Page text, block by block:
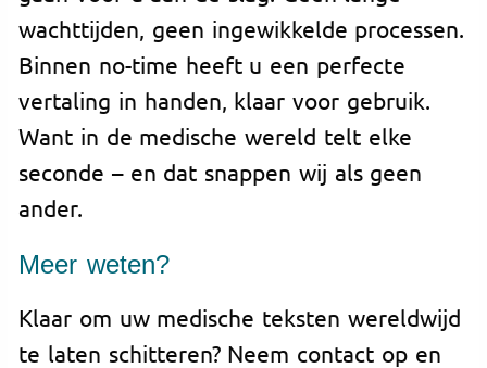
wachttijden, geen ingewikkelde processen.
Binnen no-time heeft u een perfecte
vertaling in handen, klaar voor gebruik.
Want in de medische wereld telt elke
seconde – en dat snappen wij als geen
ander.
Meer weten?
Klaar om uw medische teksten wereldwijd
te laten schitteren? Neem contact op en